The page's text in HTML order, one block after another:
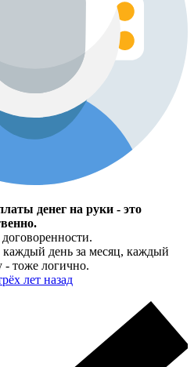
денег на руки - это
каждый день за месяц, каждый
- тоже логично.
лет назад